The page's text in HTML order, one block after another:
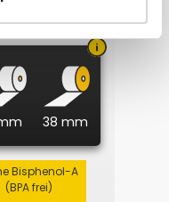
x 12, NEXI
38 mm
Bisphenol-A
(BPA frei)